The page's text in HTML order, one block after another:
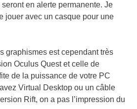
en alerte permanente. Je
jouer avec un casque pour une
graphismes est cependant très
Oculus Quest et celle de
de la puissance de votre PC
Virtual Desktop ou un câble
Rift, on a pas l’impression du